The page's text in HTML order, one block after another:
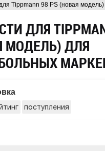
Tippmann 98 PS (новая модель)
ДЛЯ
МОДЕЛЬ) ДЛЯ
поступления